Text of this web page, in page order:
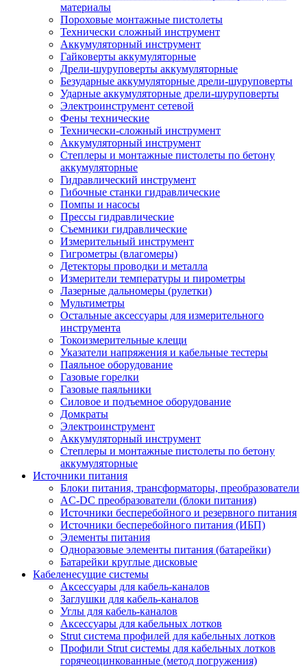
материалы
Пороховые монтажные пистолеты
Технически сложный инструмент
Аккумуляторный инструмент
Гайковерты аккумуляторные
Дрели-шуруповерты аккумуляторные
Безударные аккумуляторные дрели-шуруповерты
Ударные аккумуляторные дрели-шуруповерты
Электроинструмент сетевой
Фены технические
Технически-сложный инструмент
Аккумуляторный инструмент
Степлеры и монтажные пистолеты по бетону
аккумуляторные
Гидравлический инструмент
Гибочные станки гидравлические
Помпы и насосы
Прессы гидравлические
Съемники гидравлические
Измерительный инструмент
Гигрометры (влагомеры)
Детекторы проводки и металла
Измерители температуры и пирометры
Лазерные дальномеры (рулетки)
Мультиметры
Остальные аксессуары для измерительного
инструмента
Токоизмерительные клещи
Указатели напряжения и кабельные тестеры
Паяльное оборудование
Газовые горелки
Газовые паяльники
Силовое и подъемное оборудование
Домкраты
Электроинструмент
Аккумуляторный инструмент
Степлеры и монтажные пистолеты по бетону
аккумуляторные
Источники питания
Блоки питания, трансформаторы, преобразователи
AC-DC преобразователи (блоки питания)
Источники бесперебойного и резервного питания
Источники бесперебойного питания (ИБП)
Элементы питания
Одноразовые элементы питания (батарейки)
Батарейки круглые дисковые
Кабеленесущие системы
Аксессуары для кабель-каналов
Заглушки для кабель-каналов
Углы для кабель-каналов
Аксессуары для кабельных лотков
Strut система профилей для кабельных лотков
Профили Strut системы для кабельных лотков
горячеоцинкованные (метод погружения)